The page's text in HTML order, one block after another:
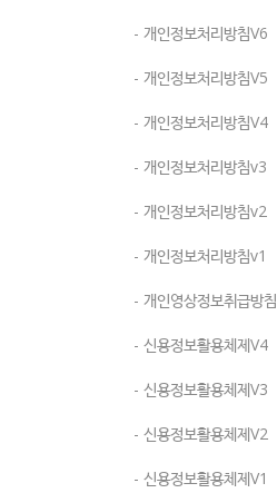
- 개인정보처리방침V6
- 개인정보처리방침V5
- 개인정보처리방침V4
- 개인정보처리방침v3
- 개인정보처리방침v2
- 개인정보처리방침v1
- 개인영상정보취급방침
- 신용정보활용체제V4
- 신용정보활용체제V3
- 신용정보활용체제V2
- 신용정보활용체제V1